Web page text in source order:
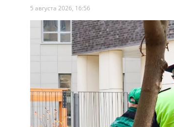
5 августа 2026, 16:56